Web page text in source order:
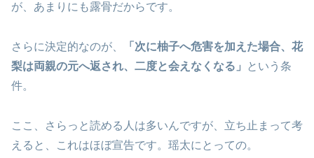
が、あまりにも露骨だからです。
さらに決定的なのが、
「次に柚子へ危害を加えた場合、花
梨は両親の元へ返され、二度と会えなくなる」
という条
件。
ここ、さらっと読める人は多いんですが、立ち止まって考
えると、これはほぼ宣告です。瑶太にとっての。